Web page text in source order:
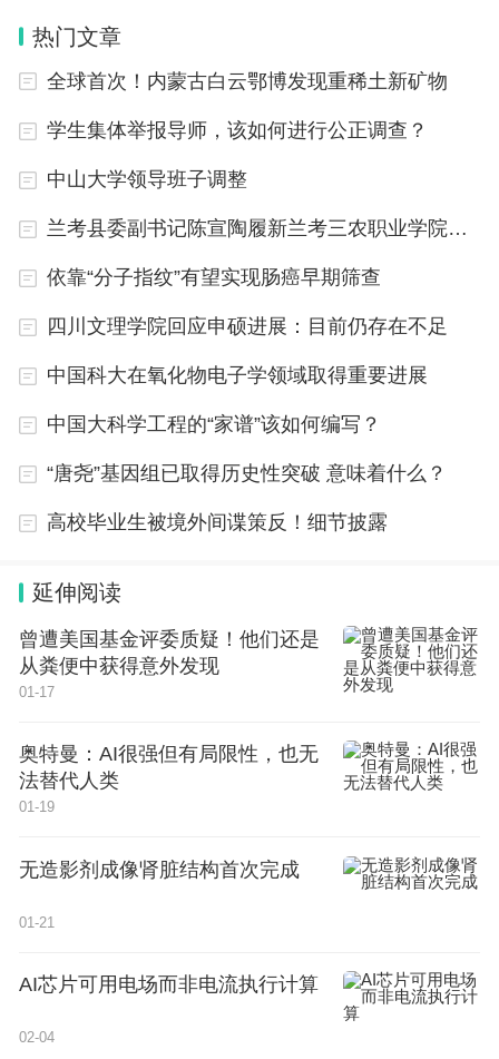
“我们将进一步支持两业融合示范园区和试点企业加
速发展新质生产力，以点带面提升融合发展水平，以
代化产业体系。”相关负责人说。
域产业协同中的作用，对于试点企业在津冀落地的产
业链延伸项目，与津冀共同支持项目建设，积极引导
跨区域融合发展新模式。
相关链接
些园区各具特色。
上地区域暨北部组团科创园区 拥有北京量子信息科
学研究院等十几家国家级重点实验室和科研院所，将
形成龙头企业领军带动、小微企业快速成长、产业链
良性竞合的产业集群融合模式；
融合、智能网联汽车制造和服务全链条等重点领域，
发挥中德产业结构互补性强的优势，带动北京市现代
升级和高精尖产业发展；
亦庄新城两业融合示范园区 在新一代信息技术与制
热门文章
全球首次！内蒙古白云鄂博发现重稀土新矿物
学生集体举报导师，该如何进行公正调查？
中山大学领导班子调整
兰考县委副书记陈宣陶履新兰考三农职业学院院长
依靠“分子指纹”有望实现肠癌早期筛查
四川文理学院回应申硕进展：目前仍存在不足
中国科大在氧化物电子学领域取得重要进展
中国大科学工程的“家谱”该如何编写？
“唐尧”基因组已取得历史性突破 意味着什么？
高校毕业生被境外间谍策反！细节披露
延伸阅读
曾遭美国基金评委质疑！他们还是
从粪便中获得意外发现
01-17
奥特曼：AI很强但有局限性，也无
法替代人类
01-19
无造影剂成像肾脏结构首次完成
01-21
AI芯片可用电场而非电流执行计算
02-04